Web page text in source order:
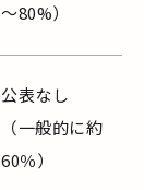
～80%）
公表なし
（一般的に約
60％）